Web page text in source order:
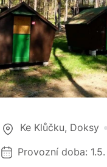
Ke Klůčku, Doksy
Provozní doba: 1.5.